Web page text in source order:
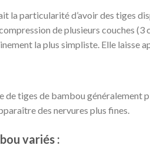
la particularité d’avoir des tiges
de plusieurs couches (3
la plus simpliste. Elle laisse
de tiges de bambou généralement
des nervures plus fines.
variés :